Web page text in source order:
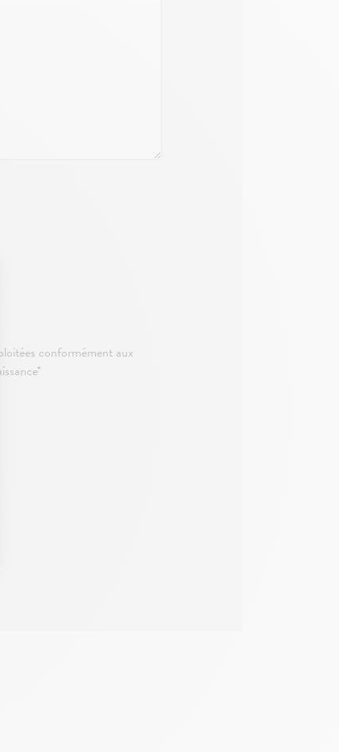
conformément aux